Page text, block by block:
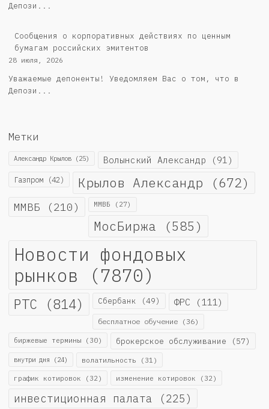
Депози...
Cообщения о корпоративных действиях по ценным
бумагам российских эмитентов
28 июля, 2026
Уважаемые депоненты! Уведомляем Вас о том, что в
Депози...
Метки
Александр Крылов (25) Волынский Александр (91)
Газпром (42) Крылов Александр (672)
ММВБ (210) ММВБ (27)
МосБиржа (585)
Новости фондовых
рынков (7870)
РТС (814) Сбербанк (49) ФРС (111)
бесплатное обучение (36)
биржевые термины (30) брокерское обслуживание (57)
внутри дня (24) волатильность (31)
график котировок (32) изменение котировок (32)
инвестиционная палата (225)